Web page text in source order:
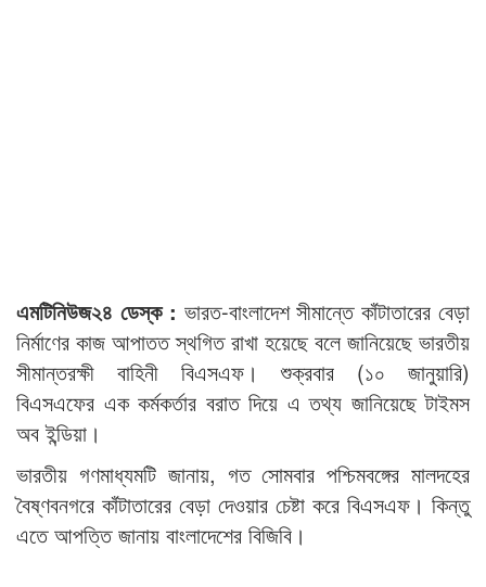
এমটিনিউজ২৪ ডেস্ক : ভারত-বাংলাদেশ সীমান্তে কাঁটাতারের বেড়া
নির্মাণের কাজ আপাতত স্থগিত রাখা হয়েছে বলে জানিয়েছে ভারতীয়
সীমান্তরক্ষী বাহিনী বিএসএফ। শুক্রবার (১০ জানুয়ারি)
বিএসএফের এক কর্মকর্তার বরাত দিয়ে এ তথ্য জানিয়েছে টাইমস
অব ইন্ডিয়া।
ভারতীয় গণমাধ্যমটি জানায়, গত সোমবার পশ্চিমবঙ্গের মালদহের
বৈষ্ণবনগরে কাঁটাতারের বেড়া দেওয়ার চেষ্টা করে বিএসএফ। কিন্তু
এতে আপত্তি জানায় বাংলাদেশের বিজিবি।